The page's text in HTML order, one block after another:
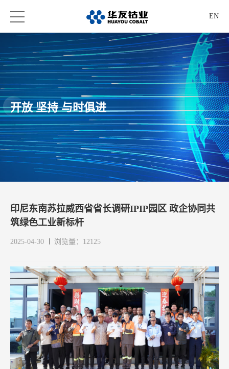
EN
开放 坚持 与时俱进
印尼东南苏拉威西省省长调研IPIP园区 政企协同共
筑绿色工业新标杆
2025-04-30 浏览量：12125